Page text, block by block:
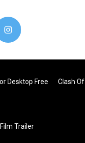
Desktop Free Clash
Trailer